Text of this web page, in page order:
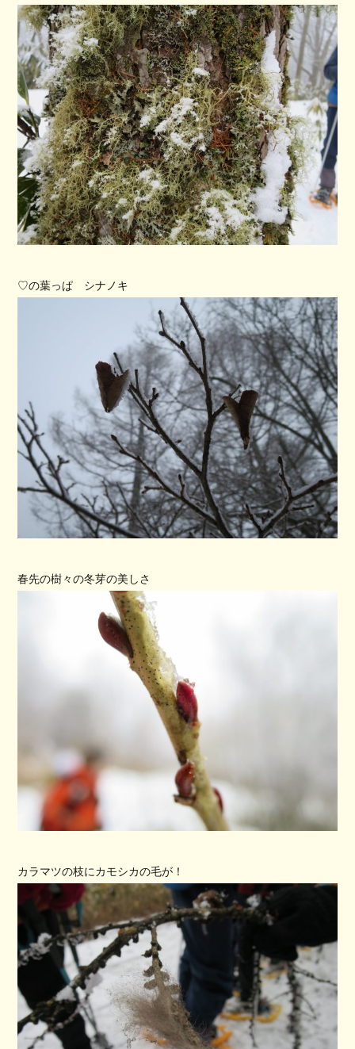
♡の葉っぱ シナノキ
春先の樹々の冬芽の美しさ
カラマツの枝にカモシカの毛が！